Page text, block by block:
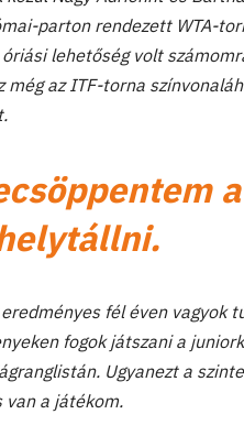
parton rendezett WTA-
lehetőség volt
még az ITF-torna
fél éven vagyok
fogok játszani a
Ugyanezt a
van a játékom.